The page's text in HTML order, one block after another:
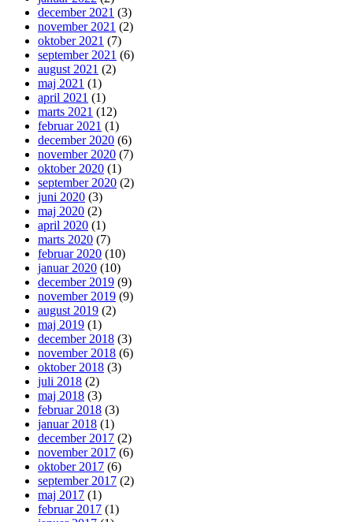
december 2021 (3)
november 2021 (2)
oktober 2021 (7)
september 2021 (6)
august 2021 (2)
maj 2021 (1)
april 2021 (1)
marts 2021 (12)
februar 2021 (1)
december 2020 (6)
november 2020 (7)
oktober 2020 (1)
september 2020 (2)
juni 2020 (3)
maj 2020 (2)
april 2020 (1)
marts 2020 (7)
februar 2020 (10)
januar 2020 (10)
december 2019 (9)
november 2019 (9)
august 2019 (2)
maj 2019 (1)
december 2018 (3)
november 2018 (6)
oktober 2018 (3)
juli 2018 (2)
maj 2018 (3)
februar 2018 (3)
januar 2018 (1)
december 2017 (2)
november 2017 (6)
oktober 2017 (6)
september 2017 (2)
maj 2017 (1)
februar 2017 (1)